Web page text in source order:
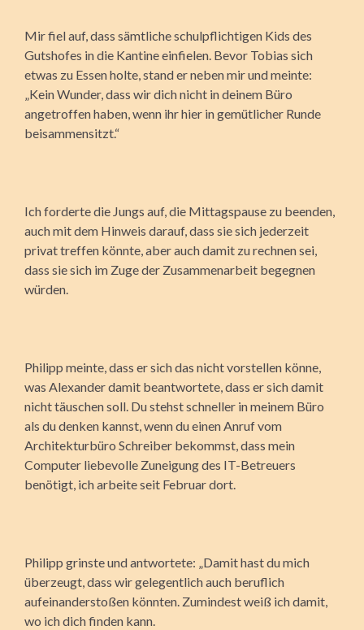
Mir fiel auf, dass sämtliche schulpflichtigen Kids des
Gutshofes in die Kantine einfielen. Bevor Tobias sich
etwas zu Essen holte, stand er neben mir und meinte:
„Kein Wunder, dass wir dich nicht in deinem Büro
angetroffen haben, wenn ihr hier in gemütlicher Runde
beisammensitzt.“
Ich forderte die Jungs auf, die Mittagspause zu beenden,
auch mit dem Hinweis darauf, dass sie sich jederzeit
privat treffen könnte, aber auch damit zu rechnen sei,
dass sie sich im Zuge der Zusammenarbeit begegnen
würden.
Philipp meinte, dass er sich das nicht vorstellen könne,
was Alexander damit beantwortete, dass er sich damit
nicht täuschen soll. Du stehst schneller in meinem Büro
als du denken kannst, wenn du einen Anruf vom
Architekturbüro Schreiber bekommst, dass mein
Computer liebevolle Zuneigung des IT-Betreuers
benötigt, ich arbeite seit Februar dort.
Philipp grinste und antwortete: „Damit hast du mich
überzeugt, dass wir gelegentlich auch beruflich
aufeinanderstoßen könnten. Zumindest weiß ich damit,
wo ich dich finden kann.